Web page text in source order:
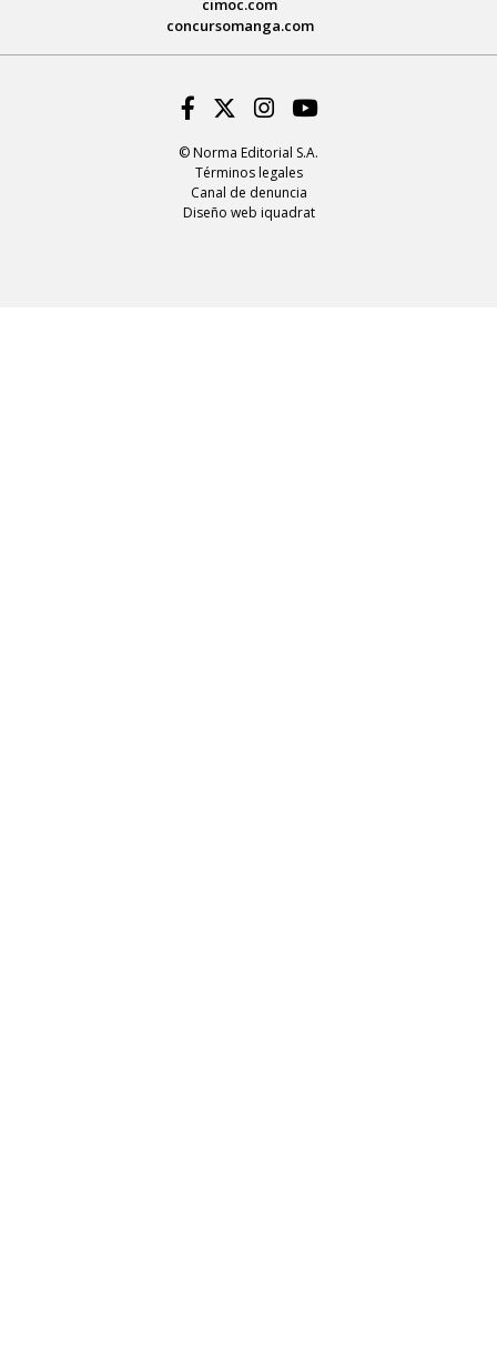
cimoc.com
concursomanga.com
© Norma Editorial S.A.
Términos legales
Canal de denuncia
Diseño web iquadrat
Facebook
Twitter
Instagram
Youtube